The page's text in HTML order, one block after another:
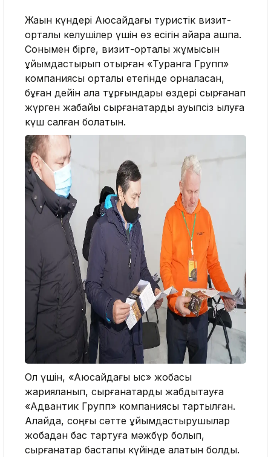
Жақын күндері Аюсайдағы туристік визит-
орталық келушілер үшін өз есігін айқара ашпақ.
Сонымен бірге, визит-орталық жұмысын
ұйымдастырып отырған «Туранга Групп»
компаниясы орталық етегінде орналасқан,
бұған дейін қала тұрғындары өздері сырғанап
жүрген жабайы сырғанақтарды қауыпсіз қылуға
күш салған болатын.
Ол үшін, «Аюсайдағы қыс» жобасы
жарияланып, сырғанақтарды жабдықтауға
«Адвантик Групп» компаниясы тартылған.
Алайда, соңғы сәтте ұйымдастырушылар
жобадан бас тартуға мәжбүр болып,
сырғанақтар бастапқы күйінде қалатын болды.